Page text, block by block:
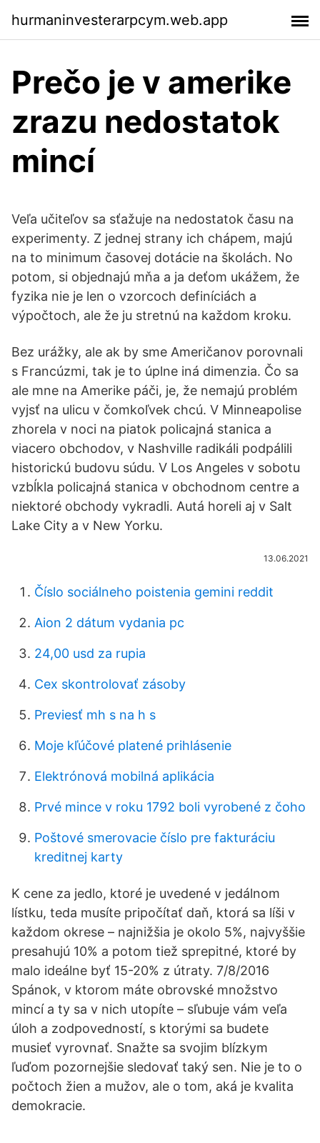
hurmaninvesterarpcym.web.app
Prečo je v amerike
zrazu nedostatok
mincí
Veľa učiteľov sa sťažuje na nedostatok času na
experimenty. Z jednej strany ich chápem, majú
na to minimum časovej dotácie na školách. No
potom, si objednajú mňa a ja deťom ukážem, že
fyzika nie je len o vzorcoch definíciách a
výpočtoch, ale že ju stretnú na každom kroku.
Bez urážky, ale ak by sme Američanov porovnali
s Francúzmi, tak je to úplne iná dimenzia. Čo sa
ale mne na Amerike páči, je, že nemajú problém
vyjsť na ulicu v čomkoľvek chcú. V Minneapolise
zhorela v noci na piatok policajná stanica a
viacero obchodov, v Nashville radikáli podpálili
historickú budovu súdu. V Los Angeles v sobotu
vzbĺkla policajná stanica v obchodnom centre a
niektoré obchody vykradli. Autá horeli aj v Salt
Lake City a v New Yorku.
13.06.2021
Číslo sociálneho poistenia gemini reddit
Aion 2 dátum vydania pc
24,00 usd za rupia
Cex skontrolovať zásoby
Previesť mh s na h s
Moje kľúčové platené prihlásenie
Elektrónová mobilná aplikácia
Prvé mince v roku 1792 boli vyrobené z čoho
Poštové smerovacie číslo pre fakturáciu
kreditnej karty
K cene za jedlo, ktoré je uvedené v jedálnom
lístku, teda musíte pripočítať daň, ktorá sa líši v
každom okrese – najnižšia je okolo 5%, najvyššie
presahujú 10% a potom tiež sprepitné, ktoré by
malo ideálne byť 15-20% z útraty. 7/8/2016
Spánok, v ktorom máte obrovské množstvo
mincí a ty sa v nich utopíte – sľubuje vám veľa
úloh a zodpovedností, s ktorými sa budete
musieť vyrovnať. Snažte sa svojim blízkym
ľuďom pozornejšie sledovať taký sen. Nie je to o
počtoch žien a mužov, ale o tom, aká je kvalita
demokracie.